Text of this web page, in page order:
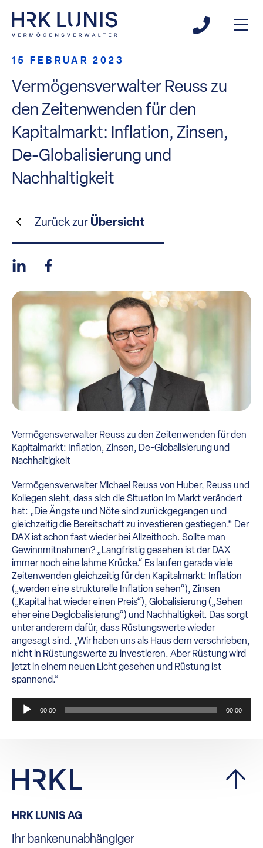
15 FEBRUAR 2023
Vermögensverwalter Reuss zu
den Zeitenwenden für den
Kapitalmarkt: Inflation, Zinsen,
De-Globalisierung und
Nachhaltigkeit
Vermögensverwalter Reuss zu den Zeitenwenden für den
Kapitalmarkt: Inflation, Zinsen, De-Globalisierung und
Nachhaltigkeit
Vermögensverwalter Michael Reuss von Huber, Reuss und
Kollegen sieht, dass sich die Situation im Markt verändert
hat: „Die Ängste und Nöte sind zurückgegangen und
gleichzeitig die Bereitschaft zu investieren gestiegen.“ Der
DAX ist schon fast wieder bei Allzeithoch. Sollte man
Gewinnmitnahmen? „Langfristig gesehen ist der DAX
immer noch eine lahme Krücke.“ Es laufen gerade viele
Zeitenwenden gleichzeitig für den Kapitalmarkt: Inflation
(„werden eine strukturelle Inflation sehen“), Zinsen
(„Kapital hat wieder einen Preis“), Globalisierung („Sehen
eher eine Deglobalisierung“) und Nachhaltigkeit. Das sorgt
unter anderem dafür, dass Rüstungswerte wieder
angesagt sind. „Wir haben uns als Haus dem verschrieben,
nicht in Rüstungswerte zu investieren. Aber Rüstung wird
jetzt in einem neuen Licht gesehen und Rüstung ist
spannend.“
Audio-
Player
00:00 00:00
Zurück zur Übersicht
HRK LUNIS AG
Ihr bankenunabhängiger